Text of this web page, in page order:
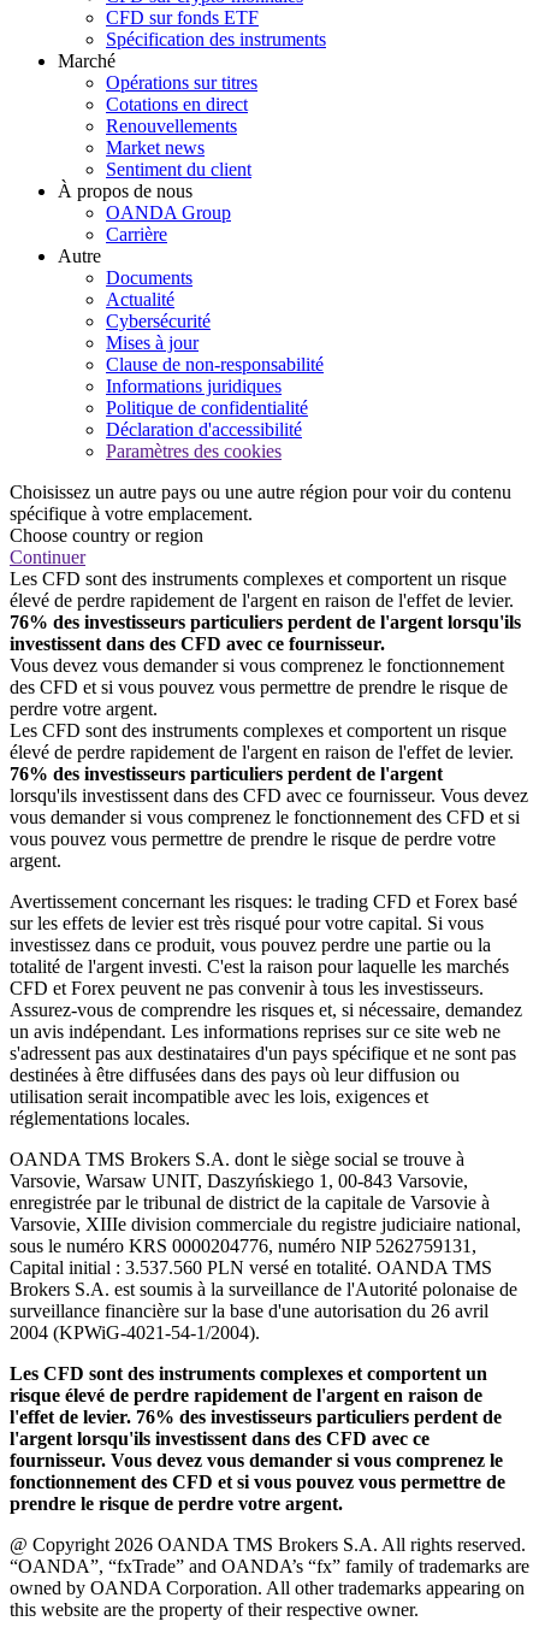
CFD sur fonds ETF
Spécification des instruments
Marché
Opérations sur titres
Cotations en direct
Renouvellements
Market news
Sentiment du client
À propos de nous
OANDA Group
Carrière
Autre
Documents
Actualité
Cybersécurité
Mises à jour
Clause de non-responsabilité
Informations juridiques
Politique de confidentialité
Déclaration d'accessibilité
Paramètres des cookies
Choisissez un autre pays ou une autre région pour voir du contenu
spécifique à votre emplacement.
Choose country or region
Continuer
Les CFD sont des instruments complexes et comportent un risque
élevé de perdre rapidement de l'argent en raison de l'effet de levier.
76% des investisseurs particuliers perdent de l'argent lorsqu'ils
investissent dans des CFD avec ce fournisseur.
Vous devez vous demander si vous comprenez le fonctionnement
des CFD et si vous pouvez vous permettre de prendre le risque de
perdre votre argent.
Les CFD sont des instruments complexes et comportent un risque
élevé de perdre rapidement de l'argent en raison de l'effet de levier.
76% des investisseurs particuliers perdent de l'argent
lorsqu'ils investissent dans des CFD avec ce fournisseur. Vous devez
vous demander si vous comprenez le fonctionnement des CFD et si
vous pouvez vous permettre de prendre le risque de perdre votre
argent.
Avertissement concernant les risques: le trading CFD et Forex basé
sur les effets de levier est très risqué pour votre capital. Si vous
investissez dans ce produit, vous pouvez perdre une partie ou la
totalité de l'argent investi. C'est la raison pour laquelle les marchés
CFD et Forex peuvent ne pas convenir à tous les investisseurs.
Assurez-vous de comprendre les risques et, si nécessaire, demandez
un avis indépendant. Les informations reprises sur ce site web ne
s'adressent pas aux destinataires d'un pays spécifique et ne sont pas
destinées à être diffusées dans des pays où leur diffusion ou
utilisation serait incompatible avec les lois, exigences et
réglementations locales.
OANDA TMS Brokers S.A. dont le siège social se trouve à
Varsovie, Warsaw UNIT, Daszyńskiego 1, 00-843 Varsovie,
enregistrée par le tribunal de district de la capitale de Varsovie à
Varsovie, XIIIe division commerciale du registre judiciaire national,
sous le numéro KRS 0000204776, numéro NIP 5262759131,
Capital initial : 3.537.560 PLN versé en totalité. OANDA TMS
Brokers S.A. est soumis à la surveillance de l'Autorité polonaise de
surveillance financière sur la base d'une autorisation du 26 avril
2004 (KPWiG-4021-54-1/2004).
Les CFD sont des instruments complexes et comportent un
risque élevé de perdre rapidement de l'argent en raison de
l'effet de levier. 76% des investisseurs particuliers perdent de
l'argent lorsqu'ils investissent dans des CFD avec ce
fournisseur. Vous devez vous demander si vous comprenez le
fonctionnement des CFD et si vous pouvez vous permettre de
prendre le risque de perdre votre argent.
@ Copyright 2026 OANDA TMS Brokers S.A. All rights reserved.
“OANDA”, “fxTrade” and OANDA’s “fx” family of trademarks are
owned by OANDA Corporation. All other trademarks appearing on
this website are the property of their respective owner.